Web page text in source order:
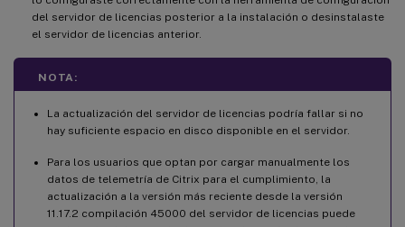
del servidor de licencias posterior a la instalación o desinstalaste
el servidor de licencias anterior.
NOTA:
La actualización del servidor de licencias podría fallar si no
hay suficiente espacio en disco disponible en el servidor.
Para los usuarios que optan por cargar manualmente los
datos de telemetría de Citrix para el cumplimiento, la
actualización a la versión más reciente desde la versión
11.17.2 compilación 45000 del servidor de licencias puede